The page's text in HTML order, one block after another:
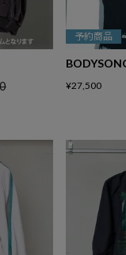
予約商品
¥27,500